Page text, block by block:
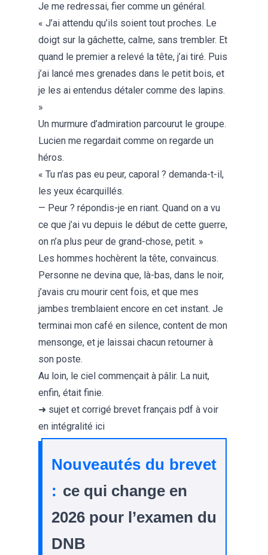
Je me redressai, fier comme un général.
« J’ai attendu qu’ils soient tout proches. Le
doigt sur la gâchette, calme, sans trembler. Et
quand le premier a relevé la tête, j’ai tiré. Puis
j’ai lancé mes grenades dans le petit bois, et
je les ai entendus détaler comme des lapins.
»
Un murmure d’admiration parcourut le groupe.
Lucien me regardait comme on regarde un
héros.
« Tu n’as pas eu peur, caporal ? demanda-t-il,
les yeux écarquillés.
— Peur ? répondis-je en riant. Quand on a vu
ce que j’ai vu depuis le début de cette guerre,
on n’a plus peur de grand-chose, petit. »
Les hommes hochèrent la tête, convaincus.
Personne ne devina que, là-bas, dans le noir,
j’avais cru mourir cent fois, et que mes
jambes tremblaient encore en cet instant. Je
terminai mon café en silence, content de mon
mensonge, et je laissai chacun retourner à
son poste.
Au loin, le ciel commençait à pâlir. La nuit,
enfin, était finie.
➜ sujet et corrigé brevet français pdf à voir
en intégralité ici
Nouveautés du brevet
: ce qui change en
2026 pour l’examen du
DNB